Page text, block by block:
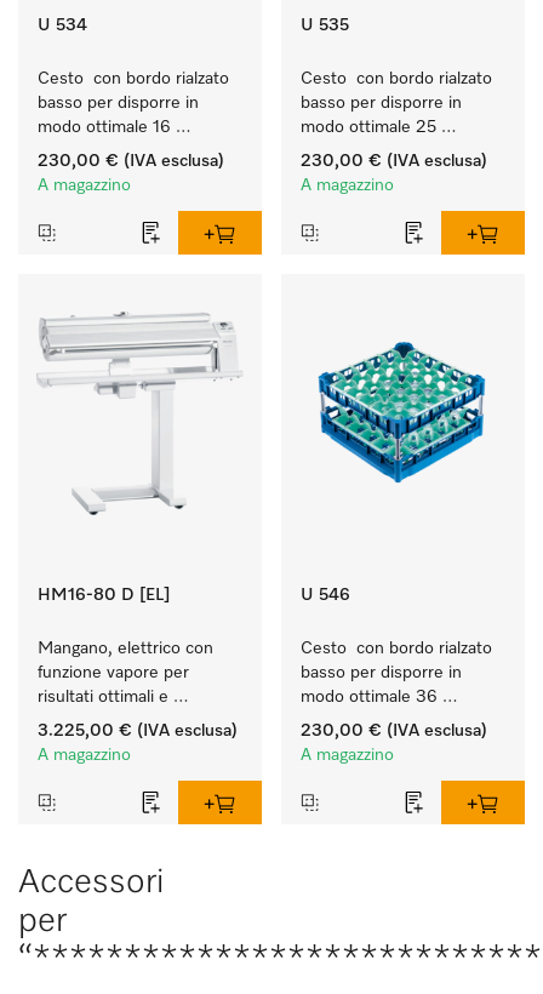
U 534
Cesto  con bordo rialzato
basso per disporre in
modo ottimale 16
bicchieri fino a 20 cm.
230,00 € (IVA esclusa)
A magazzino
U 535
Cesto  con bordo rialzato
basso per disporre in
modo ottimale 25
bicchieri fino a 20 cm.
230,00 € (IVA esclusa)
A magazzino
HM16-80 D [EL]
Mangano, elettrico con
funzione vapore per
risultati ottimali e
massimo comfort.
3.225,00 € (IVA esclusa)
A magazzino
U 546
Cesto  con bordo rialzato
basso per disporre in
modo ottimale 36
bicchieri fino a 23 cm.
230,00 € (IVA esclusa)
A magazzino
Accessori
per